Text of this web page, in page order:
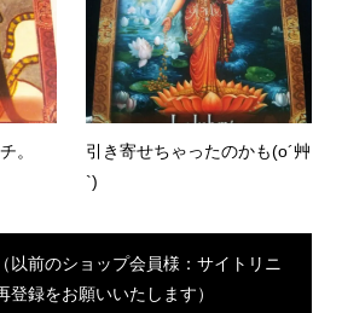
。
引き寄せちゃったのかも(o´艸
`)
以前のショップ会員様：サイトリニ
登録をお願いいたします）